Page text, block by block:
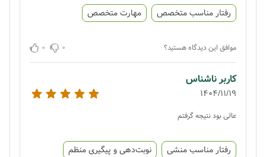
رفتار مناسب متخصص
مهارت متخصص
موافق این دیدگاه هستید؟ 0
0
کاربر ناشناس
1404/11/19
عالی بود نتیجه گرفتم
رفتار مناسب منشی
نوبت‌دهی و پیگیری منظم